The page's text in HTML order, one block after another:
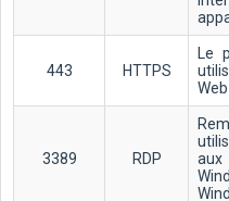
443 HTTPS
Le
3389 RDP